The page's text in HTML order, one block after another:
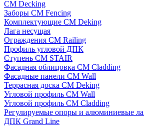
CM Decking
Заборы CM Fencing
Комплектующие CM Deking
Лага несущая
Ограждения CM Railing
Профиль угловой ДПК
Ступень CM STAIR
Фасадная облицовка CM Cladding
Фасадные панели CM Wall
Террасная доска CM Deking
Угловой профиль CM Wall
Угловой профиль CM Cladding
Регулируемые опоры и алюминиевые
ДПК Grand Line